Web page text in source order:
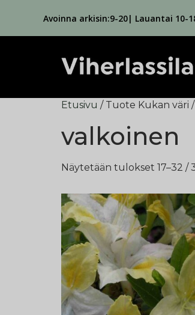
Avoinna arkisin:9-20| Lauantai 10-
Etusivu / Tuote Kukan väri /
valkoinen
Näytetään tulokset 17–32 /